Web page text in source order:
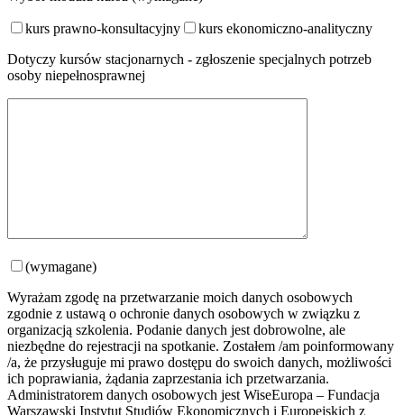
kurs prawno-konsultacyjny
kurs ekonomiczno-analityczny
Dotyczy kursów stacjonarnych - zgłoszenie specjalnych potrzeb
osoby niepełnosprawnej
(wymagane)
Wyrażam zgodę na przetwarzanie moich danych osobowych
zgodnie z ustawą o ochronie danych osobowych w związku z
organizacją szkolenia. Podanie danych jest dobrowolne, ale
niezbędne do rejestracji na spotkanie. Zostałem /am poinformowany
/a, że przysługuje mi prawo dostępu do swoich danych, możliwości
ich poprawiania, żądania zaprzestania ich przetwarzania.
Administratorem danych osobowych jest WiseEuropa – Fundacja
Warszawski Instytut Studiów Ekonomicznych i Europejskich z